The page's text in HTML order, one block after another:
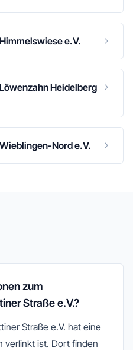
e.V.
Heidelberg
Nord e.V.
zum
Straße e.V.?
Straße e.V. hat eine
verlinkt ist. Dort finden